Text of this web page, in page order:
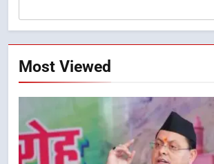
Most Viewed